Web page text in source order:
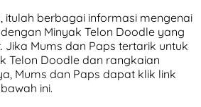
itulah berbagai informasi mengenai
Minyak Telon Doodle yang
Mums dan Paps tertarik untuk
Telon Doodle dan rangkaian
Mums dan Paps dapat klik link
ini.